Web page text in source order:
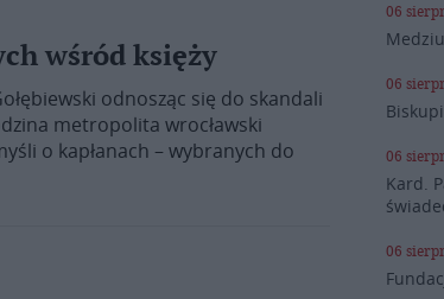
wśród księży
odnosząc się do skandali
metropolita wrocławski
o kapłanach – wybranych do
06
06
06
Kard.
06